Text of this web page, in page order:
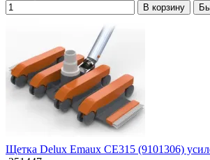
В корзину
Щетка Delux Emaux CE315 (9101306)